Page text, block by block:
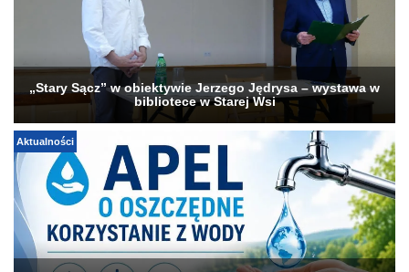
„Stary Sącz” w obiektywie Jerzego Jędrysa – wystawa w
bibliotece w Starej Wsi
Aktualności